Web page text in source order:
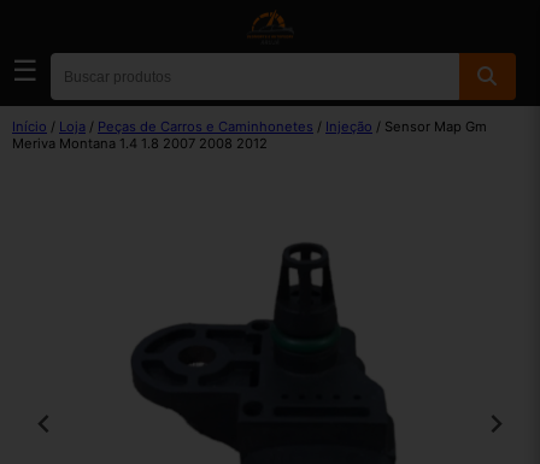
☰
Início / Loja / Peças de Carros e Caminhonetes / Injeção / Sensor Map Gm
Meriva Montana 1.4 1.8 2007 2008 2012